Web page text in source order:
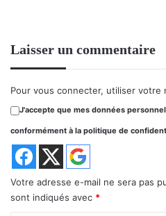
Laisser un commentaire
Pour vous connecter, utiliser votre
J'accepte que mes données
conformément à la politique de
Votre adresse e-mail ne sera pas
sont indiqués avec *